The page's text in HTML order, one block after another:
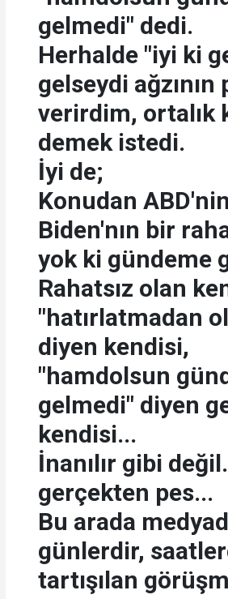
gelmedi" dedi.
Herhalde "iyi ki
gelseydi ağzının
verirdim, ortalık
demek istedi.
İyi de;
Konudan
Biden'nın bir
yok ki gündeme
Rahatsız olan
"hatırlatmadan
diyen kendisi,
"hamdolsun
gelmedi" diyen
kendisi...
İnanılır gibi
gerçekten pes...
Bu arada
günlerdir,
tartışılan